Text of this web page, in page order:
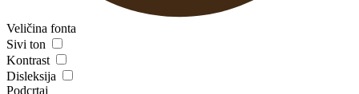
Veličina fonta
Sivi ton
Kontrast
Disleksija
Podcrtaj